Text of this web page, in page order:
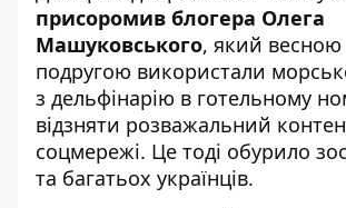
присоромив блогера Олега
Машуковського, який весною
подругою використали
з дельфінарію в готельному
відзняти розважальний
соцмережі. Це тоді обурило
та багатьох українців.